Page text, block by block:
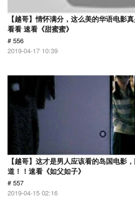
【越哥】情怀满分，这么美的华语电影
看看 速看《甜蜜蜜》
# 556
2019-04-17 10:39
【越哥】这才是男人应该看的岛国电影
道！！速看《如父如子》
# 557
2019-04-15 02:16